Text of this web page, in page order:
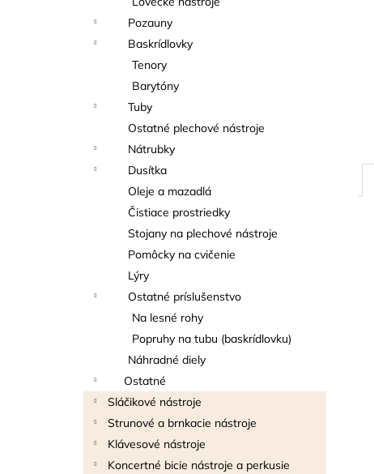
Pozauny
Baskrídlovky
Tenory
Barytóny
Tuby
Ostatné plechové nástroje
Nátrubky
Dusítka
Oleje a mazadlá
Čistiace prostriedky
Stojany na plechové nástroje
Pomôcky na cvičenie
Lýry
Ostatné príslušenstvo
Na lesné rohy
Popruhy na tubu (baskrídlovku)
Náhradné diely
Ostatné
Sláčikové nástroje
Strunové a brnkacie nástroje
Klávesové nástroje
Koncertné bicie nástroje a perkusie
THOMANN FLOW-BALL
3 €